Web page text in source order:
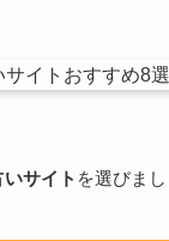
サイト を選びまし